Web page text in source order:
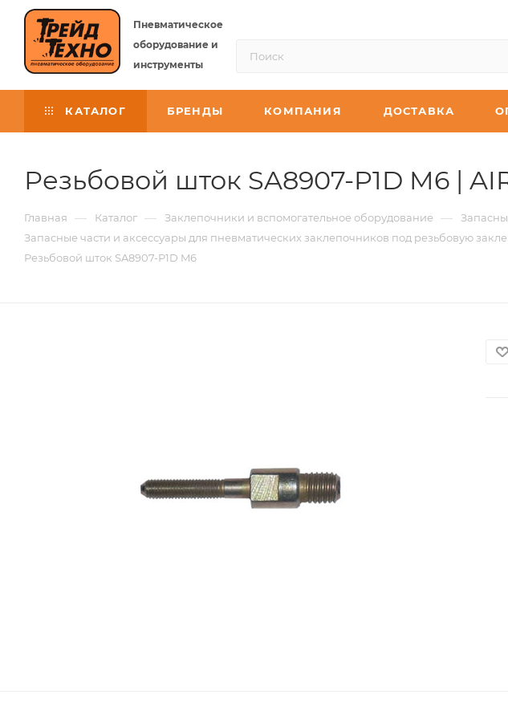
Пневматическое
оборудование и
инструменты
КАТАЛОГ БРЕНДЫ КОМПАНИЯ ДОСТАВКА
Резьбовой шток SA8907-P1D M6 |
Главная — Каталог — Заклепочники и вспомогательное оборудование —
Запасные части и аксессуары для пневматических заклепочников под резьбовую
Резьбовой шток SA8907-P1D M6